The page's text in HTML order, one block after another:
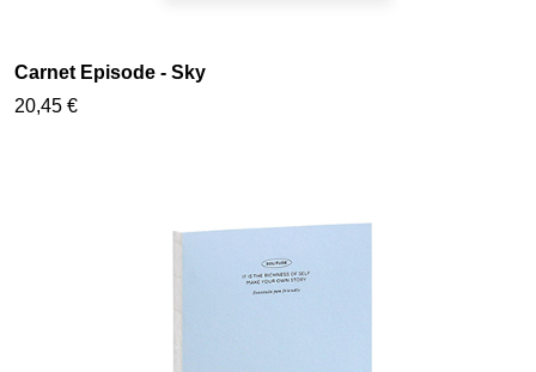
Carnet Episode - Sky
20,45 €